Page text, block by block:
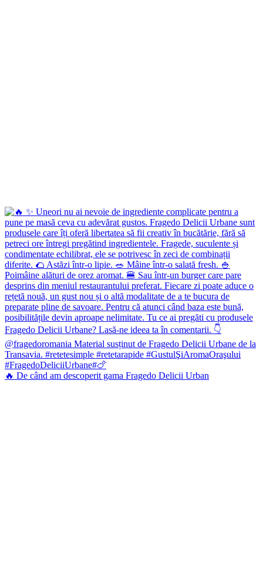
🔥 De când am descoperit gama Fragedo Delicii Urban